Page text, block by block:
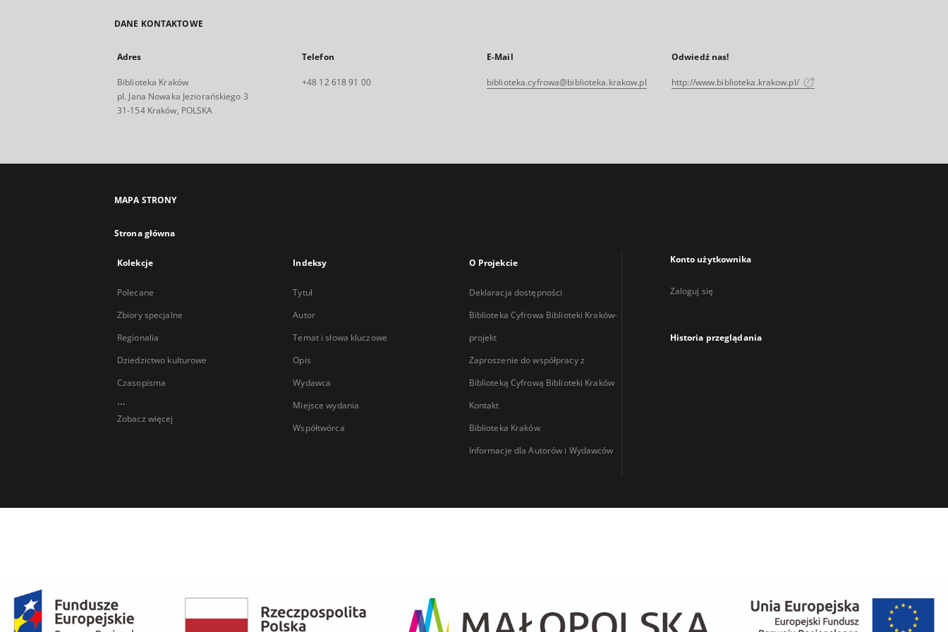
DANE KONTAKTOWE
Adres
Biblioteka Kraków
pl. Jana Nowaka Jeziorańskiego 3
31-154 Kraków, POLSKA
Telefon
+48 12 618 91 00
E-Mail
biblioteka.cyfrowa@biblioteka.krakow.pl
Odwiedź nas!
http://www.biblioteka.krakow.pl/
MAPA STRONY
Strona główna
Kolekcje
Polecane
Zbiory specjalne
Regionalia
Dziedzictwo kulturowe
Czasopisma
...
Zobacz więcej
Indeksy
Tytuł
Autor
Temat i słowa kluczowe
Opis
Wydawca
Miejsce wydania
Współtwórca
O Projekcie
Deklaracja dostępności
Biblioteka Cyfrowa Biblioteki Kraków-
projekt
Zaproszenie do współpracy z
Biblioteką Cyfrową Biblioteki Kraków
Kontakt
Biblioteka Kraków
Informacje dla Autorów i Wydawców
Konto użytkownika
Zaloguj się
Historia przeglądania